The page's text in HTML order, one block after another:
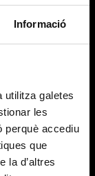
Informació
utilitza galetes
les
perquè accediu
que
la d’altres